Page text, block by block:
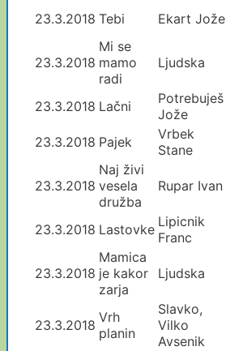
23.3.2018 Tebi Ekart Jože
23.3.2018
Mi se
mamo
radi
Ljudska
23.3.2018 Lačni
Potrebuješ
Jože
23.3.2018 Pajek
Vrbek
Stane
23.3.2018
Naj živi
vesela
družba
Rupar Ivan
23.3.2018 Lastovke Lipicnik
Franc
23.3.2018
Mamica
je kakor
zarja
Ljudska
23.3.2018 Vrh
planin
Slavko,
Vilko
Avsenik